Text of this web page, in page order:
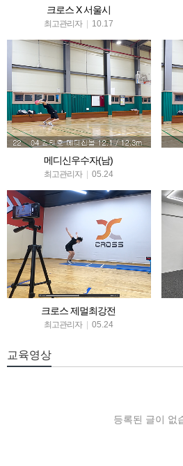
크로스 X 서울시
최고관리자 | 10.17
메디신우수자(남)
최고관리자 | 05.24
크로스 제멀최강전
최고관리자 | 05.24
교육영상
등록된 글이 없